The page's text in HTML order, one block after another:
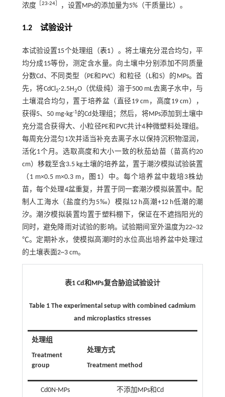
浓度［ 23-24］ ，设置MPs的添加量为5%（干质量比）。
1.2试验设计
本试验设置15个处理组（表1）。将土壤充分混合均匀，平
均分成15等份，测定含水量。向土壤中分别添加不同质量
分数Cd、不同类型（PE和PVC）和粒径（L和S）的MPs。首
先，将CdCl2·2.5H2O（优级纯）溶于500 mL去离子水中，与
土壤混合均匀，置于培养盆（直径19 cm，高度19 cm），
获得5、50 mg·kg-1 的Cd处理组；然后，将MPs添加到土壤中
充分混合获得大、小粒径PE和PVC共计4种微塑料处理组。
每周充分混匀1次并适当补充去离子水以保持沉积物湿润，
活化1个月。选取高度和大小一致的秋茄幼苗（苗高约20
cm）移栽至含3.5 kg土壤的培养盆，置于潮汐模拟试验装置
（1 m×0.5 m×0.3 m，
图1）中。每个培养盆中栽培3株幼
苗，每个处理4盆重复，并置于同一套潮汐模拟装置中。配
制人工海水（盐度约为5‰）模拟12 h高潮+12 h低潮的潮
汐。潮汐模拟装置均置于塑料棚下，保证在不遮挡阳光的
同时，避免降雨对试验的影响。试验期间室外温度为22~32
℃。定期补水，使模拟高潮时的水位高出培养盆中处理过
的土壤表面2~3 cm。
表1 Cd和 MPs复合胁迫试验设计
Table 1 The experimental setup with combined cadmium
and microplastics stresses
处理组
Treatment
group
处理方式
Treatment method
Cd0N-MPs 不添加MPs和Cd